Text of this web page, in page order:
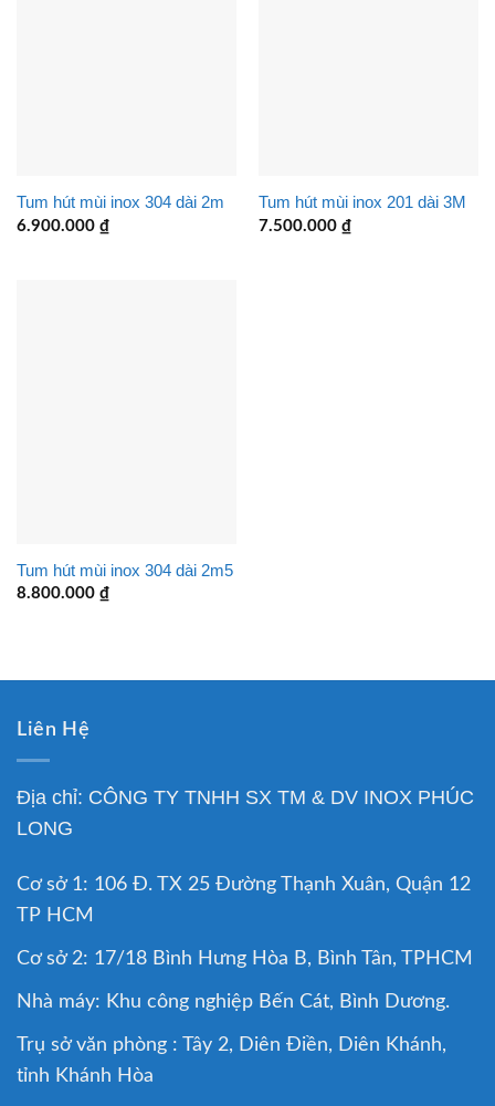
Tum hút mùi inox 304 dài 2m
6.900.000 ₫
Tum hút mùi inox 201 dài 3M
7.500.000 ₫
Tum hút mùi inox 304 dài 2m5
8.800.000 ₫
Liên Hệ
Địa chỉ: CÔNG TY TNHH SX TM & DV INOX PHÚC
LONG
Cơ sở 1: 106 Đ. TX 25 Đường Thạnh Xuân, Quận 12
TP HCM
Cơ sở 2: 17/18 Bình Hưng Hòa B, Bình Tân, TPHCM
Nhà máy: Khu công nghiệp Bến Cát, Bình Dương.
Trụ sở văn phòng : Tây 2, Diên Điền, Diên Khánh,
tỉnh Khánh Hòa